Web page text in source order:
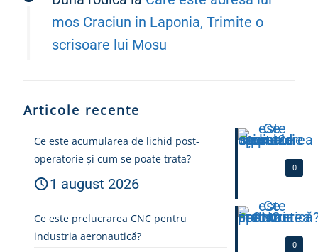
mos Craciun in Laponia, Trimite o
scrisoare lui Mosu
Articole recente
0
Ce este acumularea de lichid post-
operatorie și cum se poate trata?
1 august 2026
0
Ce este prelucrarea CNC pentru
industria aeronautică?